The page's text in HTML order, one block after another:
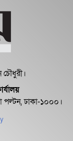
পল্টন, ঢাকা-১০০০।